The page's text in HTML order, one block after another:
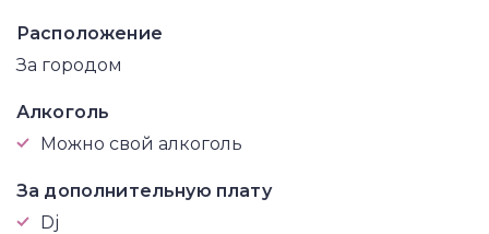
Расположение
За городом
Алкоголь
Можно свой алкоголь
За дополнительную плату
Dj